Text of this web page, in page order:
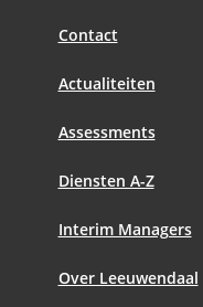
Contact
Actualiteiten
Assessments
Diensten A-Z
Interim Managers
Over Leeuwendaal